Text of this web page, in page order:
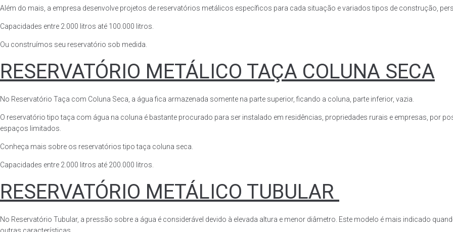
Além do mais, a empresa desenvolve projetos de reservatórios metálicos específicos para cada situação e variados tipos de construção,
Capacidades entre 2.000 litros até 100.000 litros.
Ou construímos seu reservatório sob medida.
RESERVATÓRIO METÁLICO TAÇA COLUNA SECA
No Reservatório Taça com Coluna Seca, a água fica armazenada somente na parte superior, ficando a coluna, parte inferior, vazia.
O reservatório tipo taça com água na coluna é bastante procurado para ser instalado em residências, propriedades rurais e empresas, por
espaços limitados.
Conheça mais sobre os reservatórios tipo taça coluna seca.
Capacidades entre 2.000 litros até 200.000 litros.
RESERVATÓRIO METÁLICO TUBULAR
No Reservatório Tubular, a pressão sobre a água é considerável devido à elevada altura e menor diâmetro. Este modelo é mais indicado